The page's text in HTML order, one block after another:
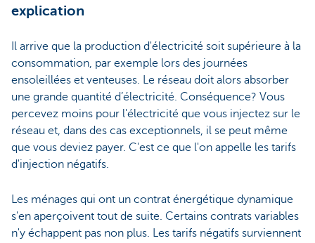
explication
Il arrive que la production d'électricité soit supérieure à la
consommation, par exemple lors des journées
ensoleillées et venteuses. Le réseau doit alors absorber
une grande quantité d’électricité. Conséquence? Vous
percevez moins pour l'électricité que vous injectez sur le
réseau et, dans des cas exceptionnels, il se peut même
que vous deviez payer. C'est ce que l'on appelle les tarifs
d'injection négatifs.
Les ménages qui ont un contrat énergétique dynamique
s'en aperçoivent tout de suite. Certains contrats variables
n'y échappent pas non plus. Les tarifs négatifs surviennent